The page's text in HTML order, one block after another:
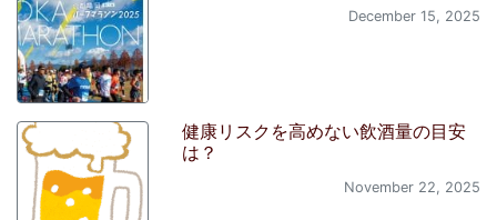
December 15, 2025
健康リスクを高めない飲酒量の目安
は？
November 22, 2025